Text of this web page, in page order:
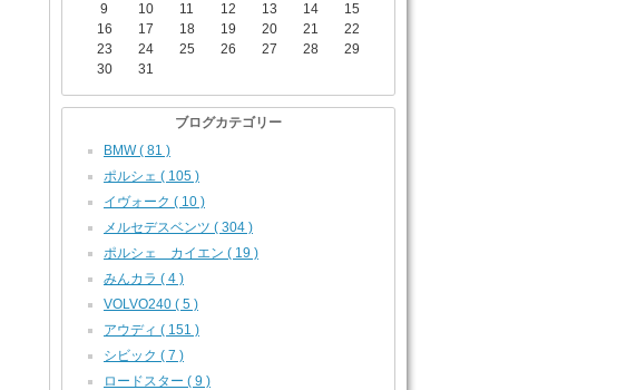
9
10 11 12 13 14
15
16
17 18 19 20 21
22
23
24 25 26 27 28
29
30
31
ブログカテゴリー
BMW ( 81 )
ポルシェ ( 105 )
イヴォーク ( 10 )
メルセデスベンツ ( 304 )
ポルシェ カイエン ( 19 )
みんカラ ( 4 )
VOLVO240 ( 5 )
アウディ ( 151 )
シビック ( 7 )
ロードスター ( 9 )